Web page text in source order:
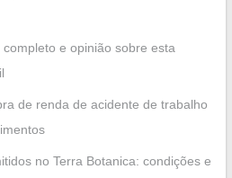
e opinião sobre esta
de renda de acidente de trabalho
no Terra Botanica: condições e